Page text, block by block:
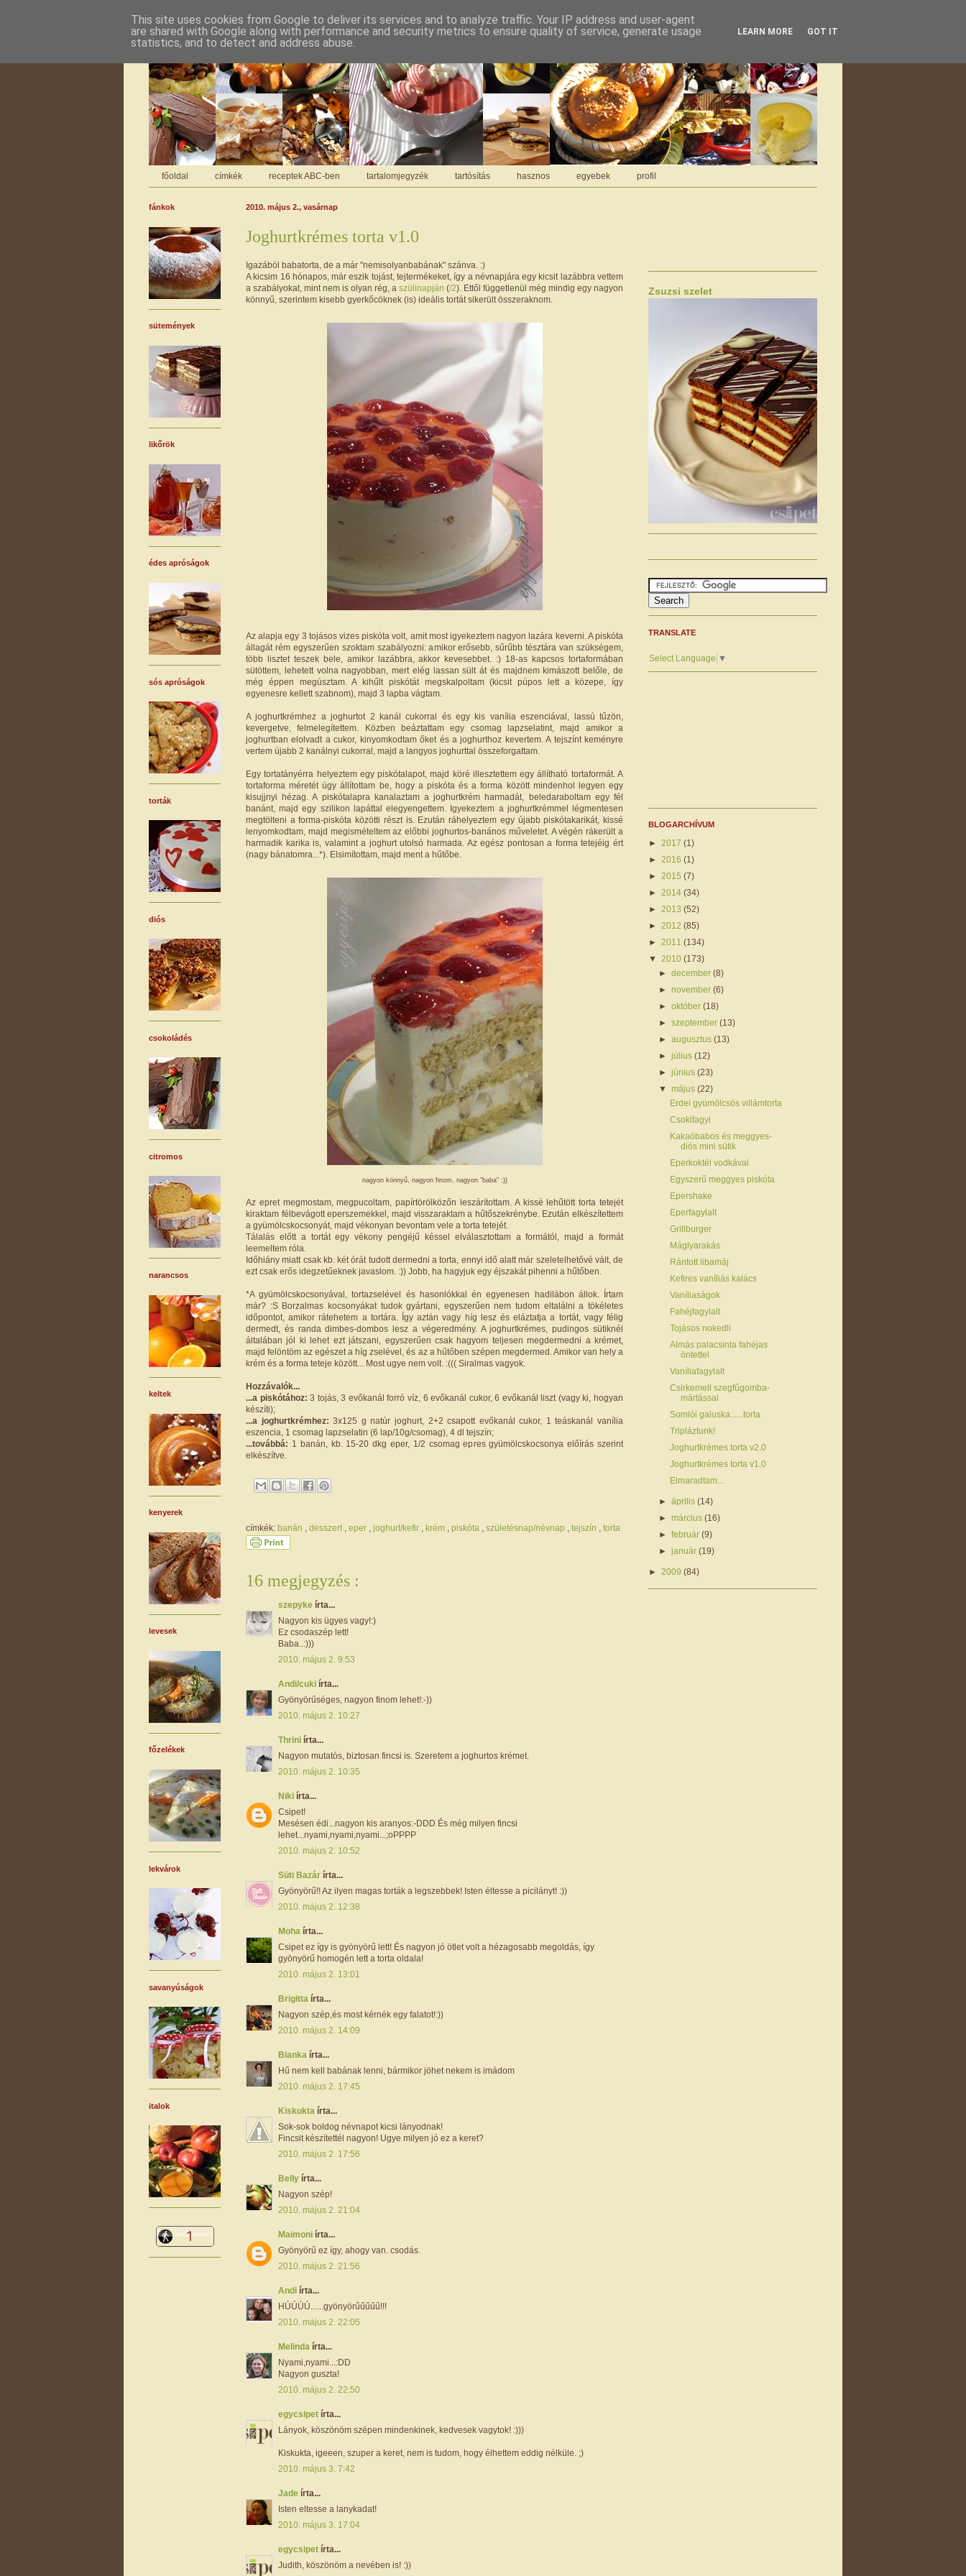
főoldal címkék receptek ABC-ben tartalomjegyzék tartósítás hasznos egyebek profil
2010. május 2., vasárnap
Joghurtkrémes torta v1.0
Igazából babatorta, de a már "nemisolyanbabának" szánva. :)
A kicsim 16 hónapos, már eszik tojást, tejtermékeket, így a névnapjára egy kicsit lazábbra vettem
a szabályokat, mint nem is olyan rég, a szülinapján (/2). Ettől függetlenül még mindig egy nagyon
könnyű, szerintem kisebb gyerkőcöknek (is) ideális tortát sikerült összeraknom.
Az alapja egy 3 tojásos vizes piskóta volt, amit most igyekeztem nagyon lazára keverni. A piskóta
állagát rém egyszerűen szoktam szabályozni: amikor erősebb, sűrűbb tésztára van szükségem,
több lisztet teszek bele, amikor lazábbra, akkor kevesebbet. :) 18-as kapcsos tortaformában
sütöttem, lehetett volna nagyobban, mert elég lassan sült át és majdnem kimászott belőle, de
még éppen megúsztam. A kihűlt piskótát megskalpoltam (kicsit púpos lett a közepe, így
egyenesre kellett szabnom), majd 3 lapba vágtam.
A joghurtkrémhez a joghurtot 2 kanál cukorral és egy kis vanília eszenciával, lassú tűzön,
kevergetve, felmelegítettem. Közben beáztattam egy csomag lapzselatint, majd amikor a
joghurtban elolvadt a cukor, kinyomkodtam őket és a joghurthoz kevertem. A tejszínt keményre
vertem újabb 2 kanálnyi cukorral, majd a langyos joghurttal összeforgattam.
Egy tortatányérra helyeztem egy piskótalapot, majd köré illesztettem egy állítható tortaformát. A
tortaforma méretét úgy állítottam be, hogy a piskóta és a forma között mindenhol legyen egy
kisujjnyi hézag. A piskótalapra kanalaztam a joghurtkrém harmadát, beledaraboltam egy fél
banánt, majd egy szilikon lapáttal elegyengettem. Igyekeztem a joghurtkrémmel légmentesen
megtölteni a forma-piskóta közötti részt is. Ezután ráhelyeztem egy újabb piskótakarikát, kissé
lenyomkodtam, majd megismételtem az előbbi joghurtos-banános műveletet. A végén rákerült a
harmadik karika is, valamint a joghurt utolsó harmada. Az egész pontosan a forma tetejéig ért
(nagy bánatomra...*). Elsimítottam, majd ment a hűtőbe.
nagyon könnyű, nagyon finom, nagyon "baba" :))
Az epret megmostam, megpucoltam, papírtörölközőn leszárítottam. A kissé lehűtött torta tetejét
kiraktam félbevágott eperszemekkel, majd visszaraktam a hűtőszekrénybe. Ezután elkészítettem
a gyümölcskocsonyát, majd vékonyan bevontam vele a torta tetejét.
Tálalás előtt a tortát egy vékony pengéjű késsel elválasztottam a formától, majd a formát
leemeltem róla.
Időhiány miatt csak kb. két órát tudott dermedni a torta, ennyi idő alatt már szeletelhetővé vált, de
ezt csak erős idegzetűeknek javaslom. :)) Jobb, ha hagyjuk egy éjszakát pihenni a hűtőben.
*A gyümölcskocsonyával, tortazselével és hasonlókkal én egyenesen hadilábon állok. Írtam
már? :S Borzalmas kocsonyákat tudok gyártani, egyszerűen nem tudom eltalálni a tökéletes
időpontot, amikor rátehetem a tortára. Így aztán vagy híg lesz és eláztatja a tortát, vagy félig
dermedt, és randa dimbes-dombos lesz a végeredmény. A joghurtkrémes, pudingos sütiknél
általában jól ki lehet ezt játszani, egyszerűen csak hagyom teljesen megdermedni a krémet,
majd felöntöm az egészet a híg zselével, és az a hűtőben szépen megdermed. Amikor van hely a
krém és a forma teteje között... Most ugye nem volt. :((( Siralmas vagyok.
Hozzávalók...
...a piskótához: 3 tojás, 3 evőkanál forró víz, 6 evőkanál cukor, 6 evőkanál liszt (vagy ki, hogyan
készíti);
...a joghurtkrémhez: 3x125 g natúr joghurt, 2+2 csapott evőkanál cukor, 1 teáskanál vanília
eszencia, 1 csomag lapzselatin (6 lap/10g/csomag), 4 dl tejszín;
...továbbá: 1 banán, kb. 15-20 dkg eper, 1/2 csomag epres gyümölcskocsonya előírás szerint
elkészítve.
címkék: banán desszert eper joghurt/kefir krém piskóta születésnap/névnap tejszín torta
16 megjegyzés :
szepyke írta...
Nagyon kis ügyes vagy!:)
Ez csodaszép lett!
Baba..:)))
2010. május 2. 9:53
Andi/cuki írta...
Gyönyörűséges, nagyon finom lehet!:-))
2010. május 2. 10:27
Thrini írta...
Nagyon mutatós, biztosan fincsi is. Szeretem a joghurtos krémet.
2010. május 2. 10:35
Niki írta...
Csipet!
Mesésen édi...nagyon kis aranyos:-DDD És még milyen fincsi
lehet...nyami,nyami,nyami...;oPPPP
2010. május 2. 10:52
Süti Bazár írta...
Gyönyörű!! Az ilyen magas torták a legszebbek! Isten éltesse a picilányt! :))
2010. május 2. 12:38
Moha írta...
Csipet ez így is gyönyörű lett! És nagyon jó ötlet volt a hézagosabb megoldás, így
gyönyörű homogén lett a torta oldala!
2010. május 2. 13:01
Brigitta írta...
Nagyon szép,és most kérnék egy falatot!:))
2010. május 2. 14:09
Bianka írta...
Hű nem kell babának lenni, bármikor jöhet nekem is imádom
2010. május 2. 17:45
Kiskukta írta...
Sok-sok boldog névnapot kicsi lányodnak!
Fincsit készítettél nagyon! Ugye milyen jó ez a keret?
2010. május 2. 17:56
Belly írta...
Nagyon szép!
2010. május 2. 21:04
Maimoni írta...
Gyönyörű ez így, ahogy van. csodás.
2010. május 2. 21:56
Andi írta...
HÚÚÚÚ......gyönyörűűűűű!!!
2010. május 2. 22:05
Melinda írta...
Nyami,nyami...:DD
Nagyon guszta!
2010. május 2. 22:50
egycsipet írta...
Lányok, köszönöm szépen mindenkinek, kedvesek vagytok! :)))
Kiskukta, igeeen, szuper a keret, nem is tudom, hogy élhettem eddig nélküle. ;)
2010. május 3. 7:42
Jade írta...
Isten eltesse a lanykadat!
2010. május 3. 17:04
egycsipet írta...
Judith, köszönöm a nevében is! :))
fánkok
sütemények
likőrök
édes apróságok
sós apróságok
torták
diós
csokoládés
citromos
narancsos
keltek
kenyerek
levesek
főzelékek
lekvárok
savanyúságok
italok
Zsuzsi szelet
TRANSLATE
Select Language ▼
BLOGARCHÍVUM
► 2017 (1)
► 2016 (1)
► 2015 (7)
► 2014 (34)
► 2013 (52)
► 2012 (85)
► 2011 (134)
▼ 2010 (173)
►december(8)
►november(6)
►október(18)
►szeptember(13)
►augusztus(13)
►július(12)
►június(23)
▼május(22)
Erdei gyümölcsös villámtorta
Csokifagyi
Kakaóbabos és meggyes-
diós mini sütik
Eperkoktél vodkával
Egyszerű meggyes piskóta
Epershake
Eperfagylalt
Grillburger
Máglyarakás
Rántott libamáj
Kefires vaníliás kalács
Vaníliaságok
Fahéjfagylalt
Tojásos nokedli
Almás palacsinta fahéjas
öntettel
Vaníliafagylalt
Csirkemell szegfűgomba-
mártással
Somlói galuska......torta
Tripláztunk!
Joghurtkrémes torta v2.0
Joghurtkrémes torta v1.0
Elmaradtam...
►április(14)
►március(16)
►február(9)
►január(19)
► 2009 (84)
This site uses cookies from Google to deliver its services and to analyze traffic. Your IP address and user-agent
are shared with Google along with performance and security metrics to ensure quality of service, generate usage
statistics, and to detect and address abuse.
LEARN MORE GOT IT